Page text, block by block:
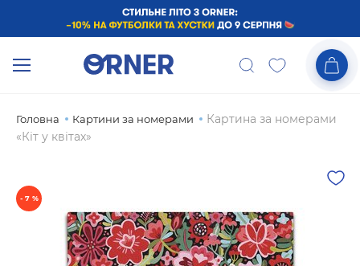
Головна Картини за номерами
Картина за номерами
«Кіт у квітах»
- 7 %